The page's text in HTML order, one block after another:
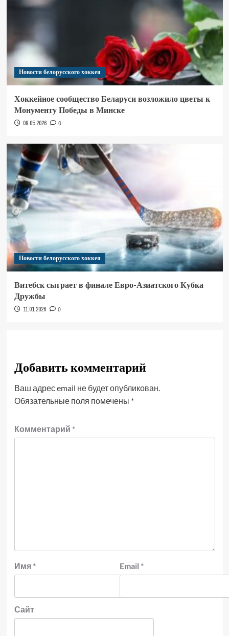
Новости белорусского хоккея
Хоккейное сообщество Беларуси возложило цветы к
Монументу Победы в Минске
09.05.2026 0
Новости белорусского хоккея
Витебск сыграет в финале Евро-Азиатского Кубка
Дружбы
11.01.2026 0
Добавить комментарий
Ваш адрес email не будет опубликован.
Обязательные поля помечены *
Комментарий *
Имя * Email *
Сайт